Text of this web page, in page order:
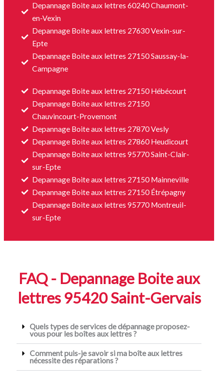
Depannage Boite aux lettres 60240 Chaumont-
en-Vexin
Depannage Boite aux lettres 27630 Vexin-sur-
Epte
Depannage Boite aux lettres 27150 Saussay-la-
Campagne
Depannage Boite aux lettres 27150 Hébécourt
Depannage Boite aux lettres 27150
Chauvincourt-Provemont
Depannage Boite aux lettres 27870 Vesly
Depannage Boite aux lettres 27860 Heudicourt
Depannage Boite aux lettres 95770 Saint-Clair-
sur-Epte
Depannage Boite aux lettres 27150 Mainneville
Depannage Boite aux lettres 27150 Étrépagny
Depannage Boite aux lettres 95770 Montreuil-
sur-Epte
FAQ - Depannage Boite aux
lettres 95420 Saint-Gervais
Quels types de services de dépannage proposez-
vous pour les boîtes aux lettres ?
Comment puis-je savoir si ma boîte aux lettres
nécessite des réparations ?